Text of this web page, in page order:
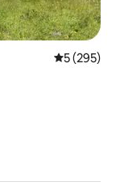
平均评分 5
5 (295)